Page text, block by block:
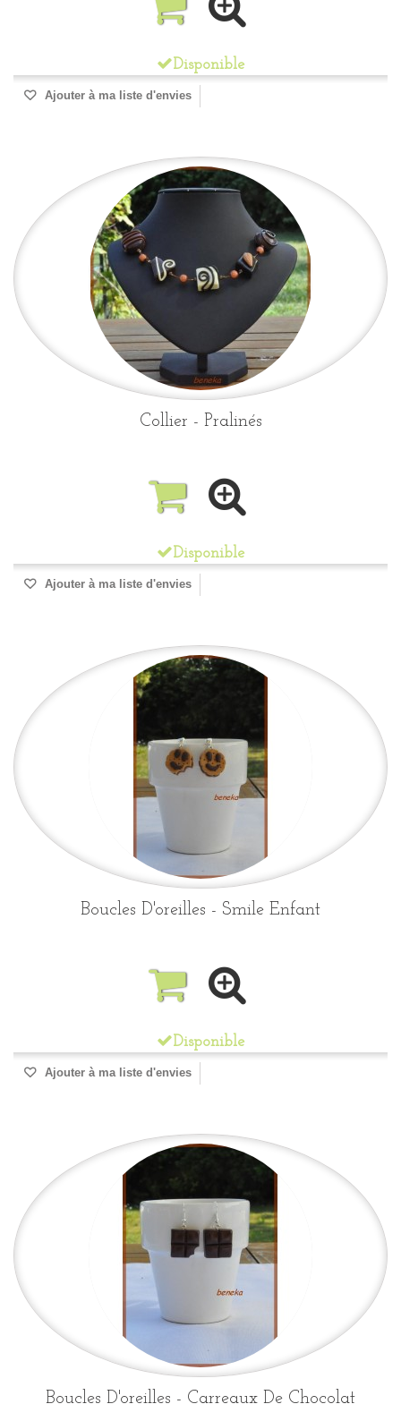
Disponible
Ajouter à ma liste d'envies
Collier - Pralinés
Disponible
Ajouter à ma liste d'envies
Boucles D'oreilles - Smile Enfant
Disponible
Ajouter à ma liste d'envies
Boucles D'oreilles - Carreaux De Chocolat